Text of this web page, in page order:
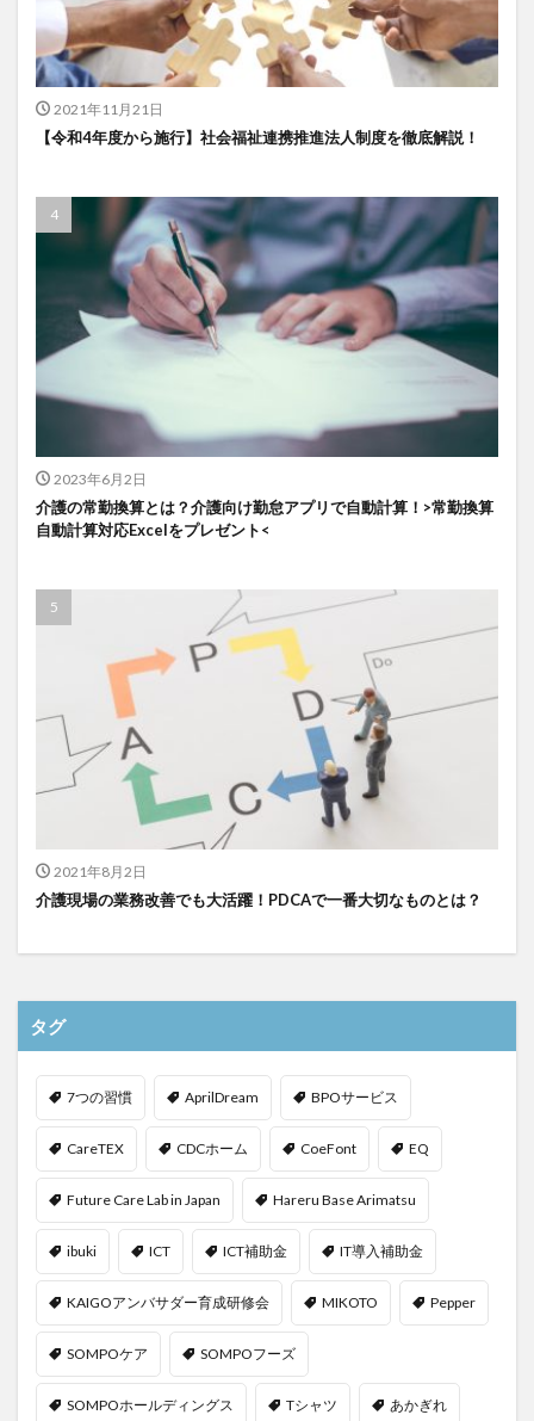
2021年11月21日
【令和4年度から施行】社会福祉連携推進法人制度を徹底解説！
2023年6月2日
介護の常勤換算とは？介護向け勤怠アプリで自動計算！>常勤換算
自動計算対応Excelをプレゼント<
2021年8月2日
介護現場の業務改善でも大活躍！PDCAで一番大切なものとは？
タグ
7つの習慣 AprilDream BPOサービス
CareTEX CDCホーム CoeFont EQ
Future Care Lab in Japan Hareru Base Arimatsu
ibuki ICT ICT補助金 IT導入補助金
KAIGOアンバサダー育成研修会 MIKOTO Pepper
SOMPOケア SOMPOフーズ
SOMPOホールディングス Tシャツ あかぎれ
一般社団法人全国介護支援協会 上着
乾燥対策
予防
事業運営 人事考課
人事評価
人員配置基準
人材採用
プラナス株式会社
フォーユー
スマホ活用
ディフェンス
ダレタメすぎと
タレントマネジメント
チーム
チームビルディング
チームを育む
チーム力
チアケアズ
ちぎっ手アート
ちぎり絵
つながって！MIRAI
デイサービス
デジタルの日
ファクタリング
ドラえもん
ナノファイバー
ハビットトラッカー
ハンドソープ
ひび
髪色